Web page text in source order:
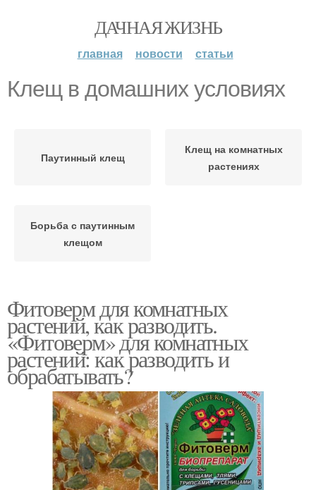
ДАЧНАЯ ЖИЗНЬ
главная новости статьи
Клещ в домашних условиях
Паутинный клещ
Клещ на комнатных
растениях
Борьба с паутинным
клещом
Фитоверм для комнатных
растений, как разводить.
«Фитоверм» для комнатных
растений: как разводить и
обрабатывать?